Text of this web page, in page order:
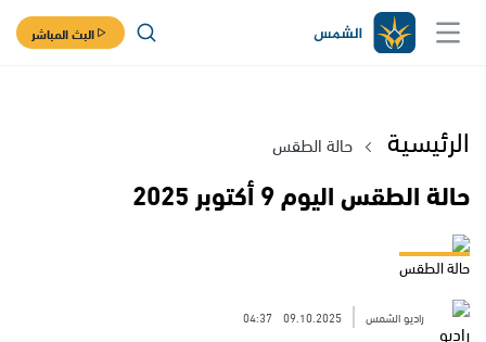
البث المباشر
الرئيسية حالة الطقس
حالة الطقس اليوم 9 أكتوبر 2025
حالة الطقس
راديو الشمس 09.10.2025
04:37